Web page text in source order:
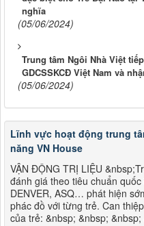
nghĩa
(05/06/2024)
Trung tâm Ngôi Nhà Việt
GDCSSKCĐ Việt Nam và
(05/06/2024)
Lĩnh vực hoạt động trung
năng VN House
VẬN ĐỘNG TRỊ LIỆU
đánh giá theo tiêu chuẩn
DENVER, ASQ… phát hiện
phác đồ với từng trẻ. Can
của trẻ: &nbsp; &nbsp;